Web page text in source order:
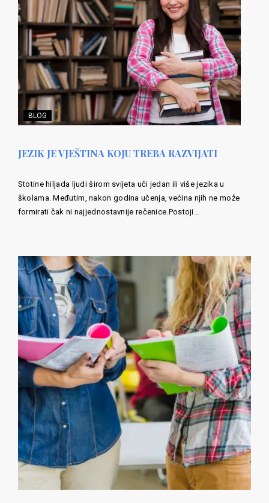
BLOG
JEZIK JE VJEŠTINA KOJU TREBA RAZVIJATI
Stotine hiljada ljudi širom svijeta uči jedan ili više jezika u
školama. Međutim, nakon godina učenja, većina njih ne može
formirati čak ni najjednostavnije rečenice.Postoji…